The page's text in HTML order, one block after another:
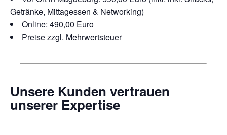
Getränke, Mittagessen & Networking)
Online: 490,00 Euro
Preise zzgl. Mehrwertsteuer
Unsere Kunden vertrauen
unserer Expertise